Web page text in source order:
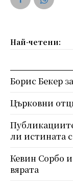
Най-четени:
Борис Бекер
Църковни
ли истината
Кевин Сорбо
вярата